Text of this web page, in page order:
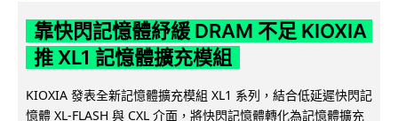
靠快閃記憶體紓緩 DRAM 不足 KIOXIA
推 XL1 記憶體擴充模組
KIOXIA 發表全新記憶體擴充模組 XL1 系列，結合低延遲快閃記
憶體 XL-FLASH 與 CXL 介面，將快閃記憶體轉化為記憶體擴充